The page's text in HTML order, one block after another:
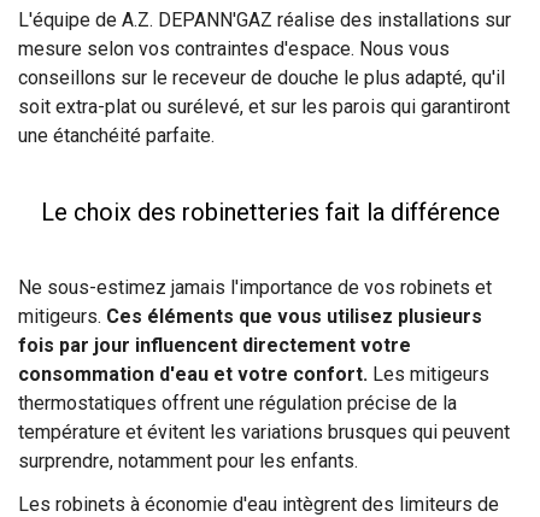
L'équipe de A.Z. DEPANN'GAZ réalise des installations sur
mesure selon vos contraintes d'espace. Nous vous
conseillons sur le receveur de douche le plus adapté, qu'il
soit extra-plat ou surélevé, et sur les parois qui garantiront
une étanchéité parfaite.
Le choix des robinetteries fait la différence
Ne sous-estimez jamais l'importance de vos robinets et
mitigeurs. Ces éléments que vous utilisez plusieurs
fois par jour influencent directement votre
consommation d'eau et votre confort. Les mitigeurs
thermostatiques offrent une régulation précise de la
température et évitent les variations brusques qui peuvent
surprendre, notamment pour les enfants.
Les robinets à économie d'eau intègrent des limiteurs de